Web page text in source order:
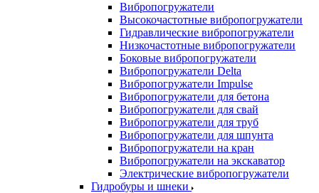
Вибропогружатели
Высокочастотные вибропогружатели
Гидравлические вибропогружатели
Низкочастотные вибропогружатели
Боковые вибропогружатели
Вибропогружатели Delta
Вибропогружатели Impulse
Вибропогружатели для бетона
Вибропогружатели для свай
Вибропогружатели для труб
Вибропогружатели для шпунта
Вибропогружатели на кран
Вибропогружатели на экскаватор
Электрические вибропогружатели
Гидробуры и шнеки